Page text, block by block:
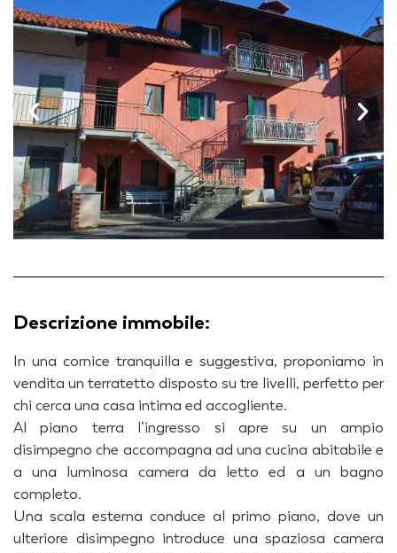
Descrizione immobile:
In una cornice tranquilla e suggestiva, proponiamo in
vendita un terratetto disposto su tre livelli, perfetto per
chi cerca una casa intima ed accogliente.
Al piano terra l’ingresso si apre su un ampio
disimpegno che accompagna ad una cucina abitabile e
a una luminosa camera da letto ed a un bagno
completo.
Una scala esterna conduce al primo piano, dove un
ulteriore disimpegno introduce una spaziosa camera